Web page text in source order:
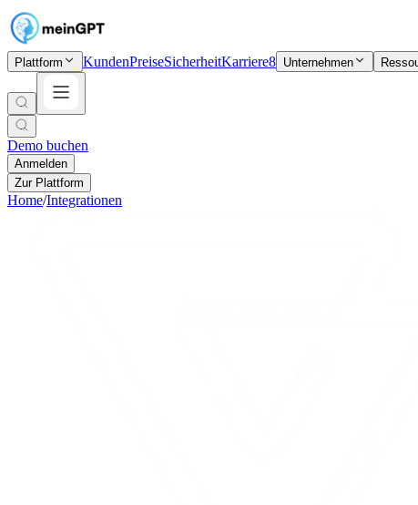
Plattform KundenPreiseSicherheitKarriere8 Unternehmen
Demo buchen
Anmelden
Zur Plattform
Home/Integrationen